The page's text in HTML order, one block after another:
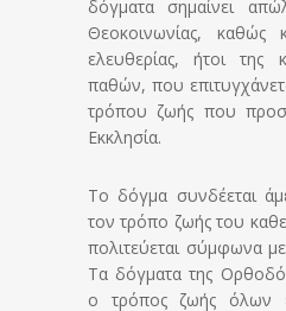
δόγματα σημαίνει
Θεοκοινωνίας, καθώς
ελευθερίας, ήτοι της
παθών, που
τρόπου ζωής που
Εκκλησία.
Το δόγμα συνδέεται
τον τρόπο ζωής του
πολιτεύεται σύμφωνα
Τα δόγματα της
ο τρόπος ζωής όλων